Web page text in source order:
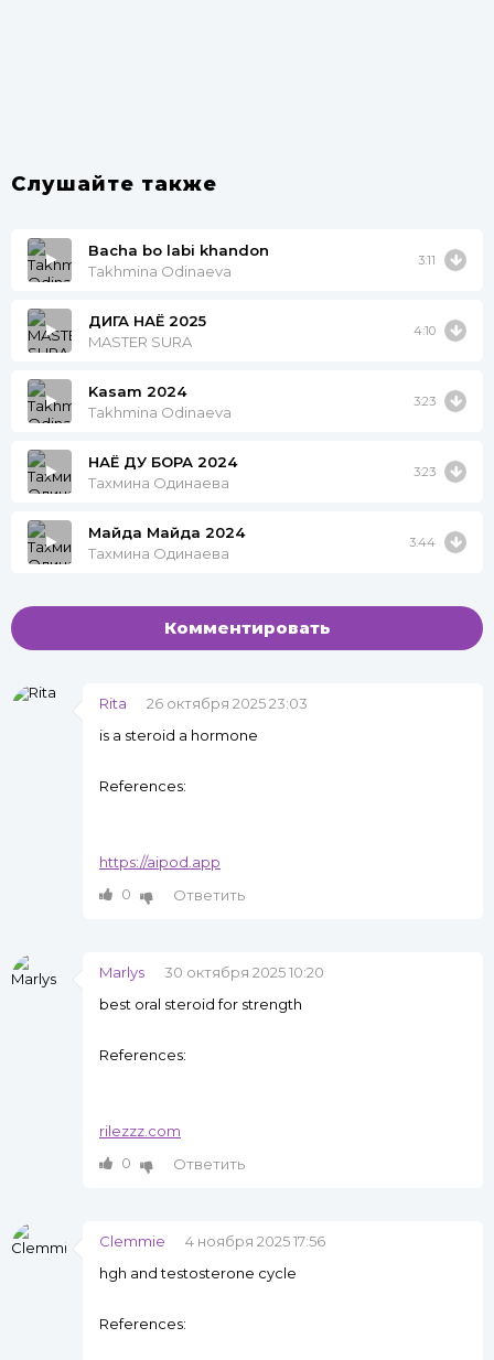
Слушайте также
Bacha bo labi khandon
Takhmina Odinaeva
3:11
ДИГА НАЁ 2025
MASTER SURA
4:10
Kasam 2024
Takhmina Odinaeva
3:23
НАЁ ДУ БОРА 2024
Тахмина Одинаева
3:23
Майда Майда 2024
Тахмина Одинаева
3:44
Комментировать
Rita
26 октября 2025 23:03
is a steroid a hormone
References:
https://aipod.app
0
Ответить
Marlys
30 октября 2025 10:20
best oral steroid for strength
References:
rilezzz.com
0
Ответить
Clemmie
4 ноября 2025 17:56
hgh and testosterone cycle
References: